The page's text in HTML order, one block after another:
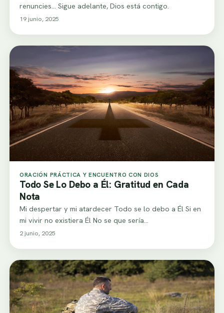
renuncies... Sigue adelante, Dios está contigo.
19 junio, 2025
ORACIÓN PRÁCTICA Y ENCUENTRO CON DIOS
Todo Se Lo Debo a Él: Gratitud en Cada
Nota
Mi despertar y mi atardecer Todo se lo debo a Él Si en
mi vivir no existiera Él No se que sería…
2 junio, 2025